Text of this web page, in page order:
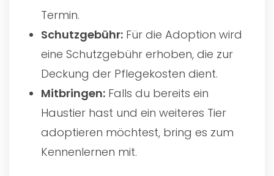
Termin.
Schutzgebühr: Für die Adoption wird
eine Schutzgebühr erhoben, die zur
Deckung der Pflegekosten dient.
Mitbringen: Falls du bereits ein
Haustier hast und ein weiteres Tier
adoptieren möchtest, bring es zum
Kennenlernen mit.